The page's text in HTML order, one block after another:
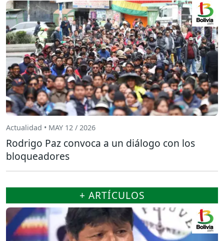
Actualidad • MAY 12 / 2026
Rodrigo Paz convoca a un diálogo con los
bloqueadores
+ ARTÍCULOS